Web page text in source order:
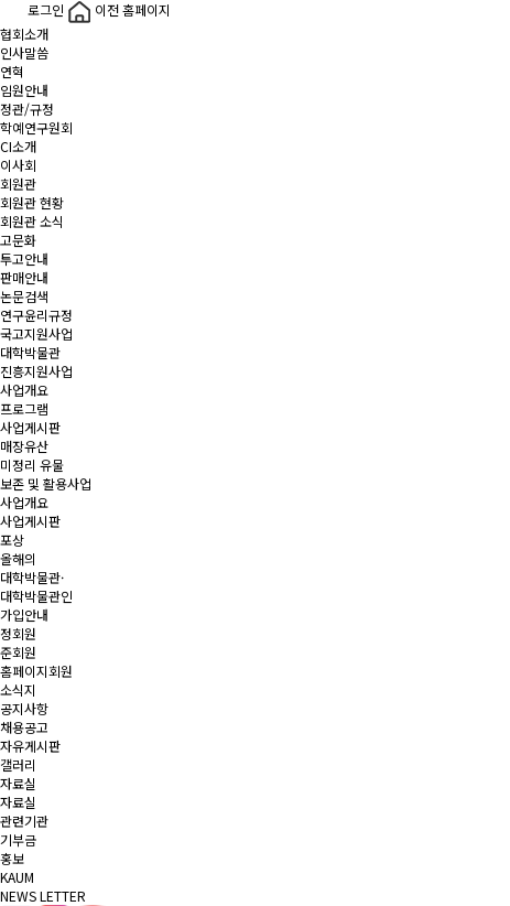
로그인
이전 홈페이지
협회소개
인사말씀
연혁
임원안내
정관/규정
학예연구원회
CI소개
이사회
회원관
회원관 현황
회원관 소식
고문화
투고안내
판매안내
논문검색
연구윤리규정
국고지원사업
대학박물관
진흥지원사업
사업개요
프로그램
사업게시판
매장유산
미정리 유물
보존 및 활용사업
사업개요
사업게시판
포상
올해의
대학박물관·
대학박물관인
가입안내
정회원
준회원
홈페이지회원
소식지
공지사항
채용공고
자유게시판
갤러리
자료실
자료실
관련기관
기부금
홍보
KAUM
NEWS LETTER